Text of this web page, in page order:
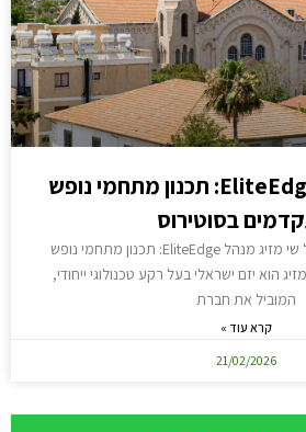
שי מזיג מנהל EliteEdge: תכנון מתחמי נופש
בסוטירוס
הכירו את הפרויקטים של שי מזיג מנהל EliteEdge: תכנון מתחמי נופש
הוא יזם ישראלי בעל רקע טכנולוגי ייחודי,
המוביל את חברת
קרא עוד »
21/02/2026